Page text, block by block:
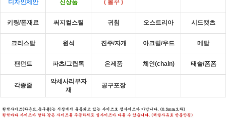
디자인제안 신상품 ( 볼꾸 )
키링/폰재료 써지컬스틸 귀침 오스트리아 시드캣츠
크리스탈 원석 진주/자개 아크릴/우드 메탈
팬던트 파츠/그립톡 은제품 체인(chain) 태슬/폼폼
각종줄
악세사리부자
재
공구포장